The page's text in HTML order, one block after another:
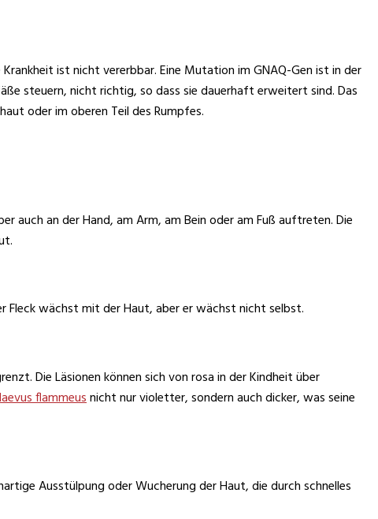
ist nicht vererbbar. Eine Mutation im GNAQ-Gen ist in der
steuern, nicht richtig, so dass sie dauerhaft erweitert sind. Das
oder im oberen Teil des Rumpfes.
auch an der Hand, am Arm, am Bein oder am Fuß auftreten. Die
Fleck wächst mit der Haut, aber er wächst nicht selbst.
Die Läsionen können sich von rosa in der Kindheit über
flammeusnicht nur violetter, sondern auch dicker, was seine
Ausstülpung oder Wucherung der Haut, die durch schnelles